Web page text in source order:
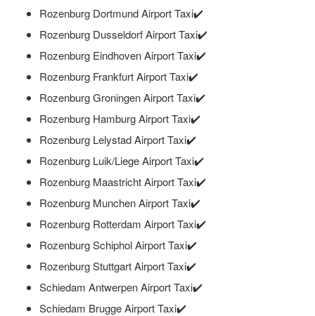
Rozenburg Dortmund Airport Taxi✔️
Rozenburg Dusseldorf Airport Taxi✔️
Rozenburg Eindhoven Airport Taxi✔️
Rozenburg Frankfurt Airport Taxi✔️
Rozenburg Groningen Airport Taxi✔️
Rozenburg Hamburg Airport Taxi✔️
Rozenburg Lelystad Airport Taxi✔️
Rozenburg Luik/Liege Airport Taxi✔️
Rozenburg Maastricht Airport Taxi✔️
Rozenburg Munchen Airport Taxi✔️
Rozenburg Rotterdam Airport Taxi✔️
Rozenburg Schiphol Airport Taxi✔️
Rozenburg Stuttgart Airport Taxi✔️
Schiedam Antwerpen Airport Taxi✔️
Schiedam Brugge Airport Taxi✔️